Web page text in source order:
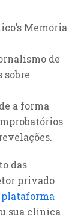
Memoria
de
sobre
a forma
das
privado
plataforma
sua clínica